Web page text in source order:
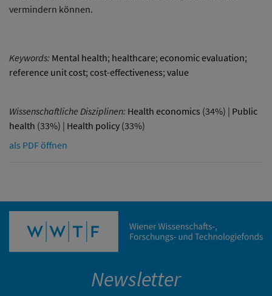
vermindern können.
Keywords: Mental health; healthcare; economic evaluation;
reference unit cost; cost-effectiveness; value
Wissenschaftliche Disziplinen: Health economics (34%) | Public
health (33%) | Health policy (33%)
als PDF öffnen
Newsletter